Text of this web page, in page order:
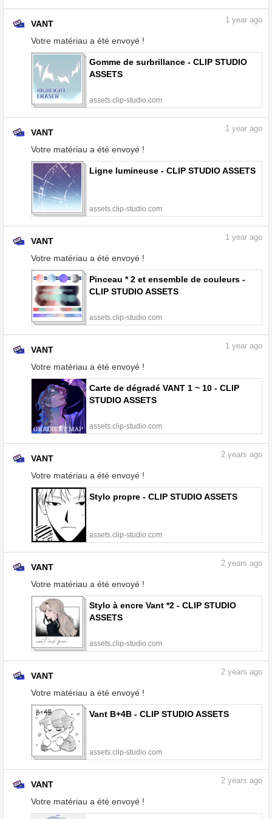
VANT
Votre matériau a été envoyé !
1 year ago
Gomme de surbrillance - CLIP STUDIO
ASSETS
assets.clip-studio.com
VANT
Votre matériau a été envoyé !
1 year ago
Ligne lumineuse - CLIP STUDIO ASSETS
assets.clip-studio.com
VANT
Votre matériau a été envoyé !
1 year ago
Pinceau * 2 et ensemble de couleurs -
CLIP STUDIO ASSETS
assets.clip-studio.com
VANT
Votre matériau a été envoyé !
1 year ago
Carte de dégradé VANT 1 ~ 10 - CLIP
STUDIO ASSETS
assets.clip-studio.com
VANT
Votre matériau a été envoyé !
2 years ago
Stylo propre - CLIP STUDIO ASSETS
assets.clip-studio.com
VANT
Votre matériau a été envoyé !
2 years ago
Stylo à encre Vant *2 - CLIP STUDIO
ASSETS
assets.clip-studio.com
VANT
Votre matériau a été envoyé !
2 years ago
Vant B+4B - CLIP STUDIO ASSETS
assets.clip-studio.com
VANT
Votre matériau a été envoyé !
2 years ago